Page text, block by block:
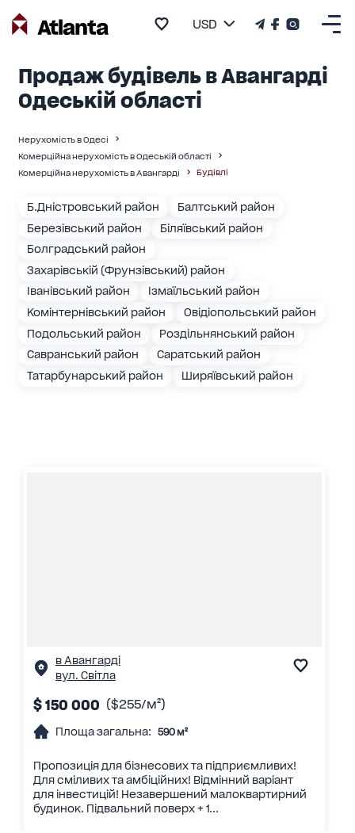
USD
Продаж будівель в Авангарді
Одеській області
Нерухомість в Одесі
Комерційна нерухомість в Одеській області
Комерційна нерухомість в Авангарді
Будівлі
Б.Дністровський район
Балтський район
Березівський район
Біляївський район
Болградський район
Захарівській (Фрунзівський) район
Іванівський район
Ізмаїльський район
Комінтернівський район
Овідіопольський район
Подольський район
Роздільнянський район
Савранський район
Саратський район
Татарбунарський район
Ширяївський район
в Авангарді
вул. Світла
$ 150 000 ($255/м²)
Площа загальна: 590 м²
Пропозиція для бізнесових та підприємливих!
Для сміливих та амбіційних! Відмінний варіант
для інвестицій! Незавершений малоквартирний
будинок. Підвальний поверх + 1...